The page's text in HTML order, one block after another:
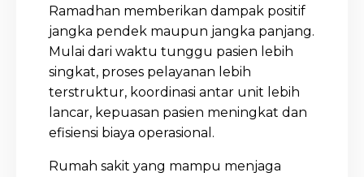
Ramadhan memberikan dampak positif
jangka pendek maupun jangka panjang.
Mulai dari waktu tunggu pasien lebih
singkat, proses pelayanan lebih
terstruktur, koordinasi antar unit lebih
lancar, kepuasan pasien meningkat dan
efisiensi biaya operasional.
Rumah sakit yang mampu menjaga